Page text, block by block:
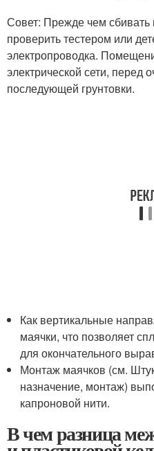
Совет: Прежде чем сбивать
проверить тестером или
электропроводка.
электрической сети, перед
последующей грунтовки.
Как вертикальные
маячки, что позволяет
для окончательного
Монтаж маячков (см.
назначение, монтаж)
капроновой нити.
В чем разница